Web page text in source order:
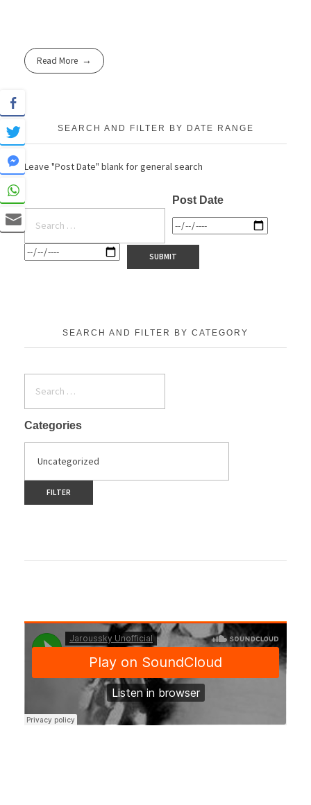
Read More
SEARCH AND FILTER BY DATE RANGE
Leave "Post Date" blank for general search
Post Date
SEARCH AND FILTER BY CATEGORY
Categories